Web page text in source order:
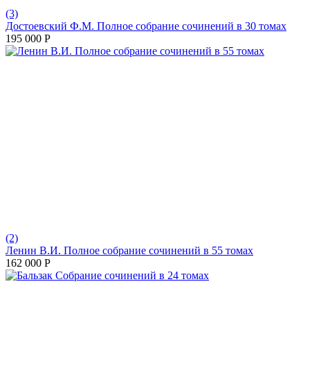
(3)
Достоевский Ф.М. Полное собрание сочинений в 30 томах
195 000 Р
(2)
Ленин В.И. Полное собрание сочинений в 55 томах
162 000 Р